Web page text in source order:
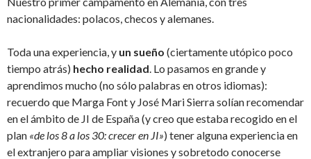
nacionalidades: polacos, checos y alemanes.
Toda una experiencia, y un sueño (ciertamente utópico poco
tiempo atrás) hecho realidad. Lo pasamos en grande y
aprendimos mucho (no sólo palabras en otros idiomas):
recuerdo que Marga Font y José Mari Sierra solían recomendar
en el ámbito de JI de España (y creo que estaba recogido en el
plan «de los 8 a los 30: crecer en JI») tener alguna experiencia en
el extranjero para ampliar visiones y sobretodo conocerse